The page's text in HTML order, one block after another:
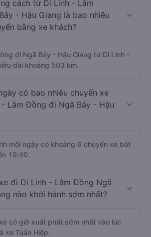
cách từ Di Linh - Lâm
- Hậu Giang là bao nhiêu
bằng xe khách?
đi Ngã Bảy - Hậu Giang từ Di Linh -
dài khoảng 503 km.
có bao nhiêu chuyến xe
- Lâm Đồng đi Ngã Bảy - Hậu
mỗi ngày có khoảng 6 chuyến xe bắt
19:40.
đi Di Linh - Lâm Đồng Ngã
nào khởi hành sớm nhất?
có giờ xuất phát sớm nhất vào lúc
xe Tuấn Hiệp.